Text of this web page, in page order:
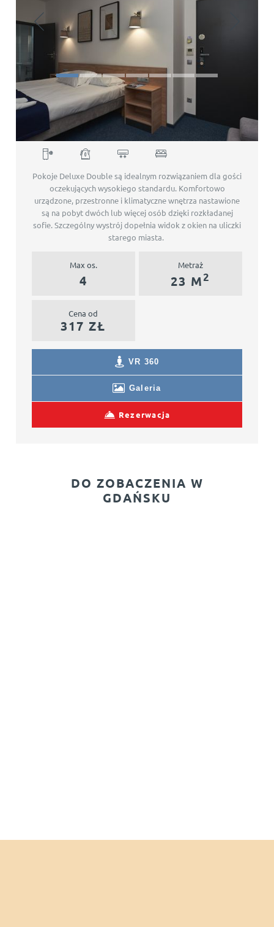
Double Deluxe
Pokoje Deluxe Double są idealnym rozwiązaniem dla gości
oczekujących wysokiego standardu. Komfortowo
urządzone, przestronne i klimatyczne wnętrza nastawione
są na pobyt dwóch lub więcej osób dzięki rozkładanej
sofie. Szczególny wystrój dopełnia widok z okien na uliczki
starego miasta.
Max os.
4
Metraż
23 M2
Cena od
317 ZŁ
VR 360
Galeria
Rezerwacja
DO ZOBACZENIA W
GDAŃSKU